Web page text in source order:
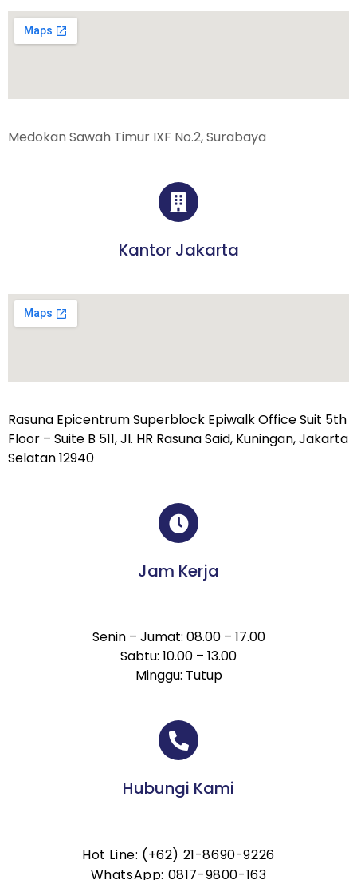
Medokan Sawah Timur IXF No.2, Surabaya
Kantor Jakarta
Rasuna Epicentrum Superblock Epiwalk Office Suit 5th
Floor – Suite B 511, Jl. HR Rasuna Said, Kuningan, Jakarta
Selatan 12940
Jam Kerja
Senin – Jumat: 08.00 – 17.00
Sabtu: 10.00 – 13.00
Minggu: Tutup
Hubungi Kami
Hot Line: (+62) 21-8690-9226
WhatsApp: 0817-9800-163